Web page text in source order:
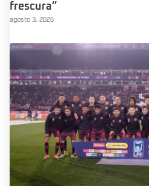
frescura”
agosto 3, 2026